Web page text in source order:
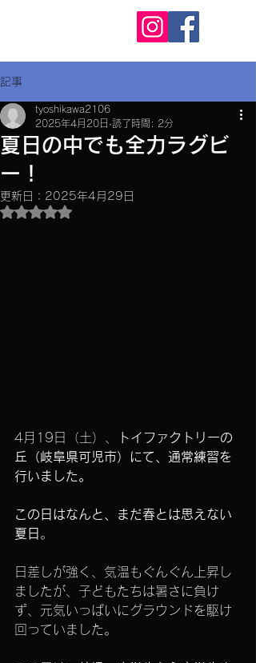
記事
夏日の中でも全力ラグビ
ー！
tyoshikawa2106
2025年4月20日 読了時間: 2分
更新日： 2025年4月29日
5つ星のうちNaNと評価されています。
4月19日（土）、
トイファクトリーの
丘（岐阜県可児市）にて、通常練習を
行いました。
この日はなんと、まだ春とは思えない
夏日 。
日差しが強く、気温もぐんぐん上昇し
ましたが、子どもたちは暑さに負け
ず、元気いっぱいにグラウンドを駆け
回っていました。